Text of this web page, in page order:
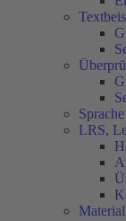
LRS,